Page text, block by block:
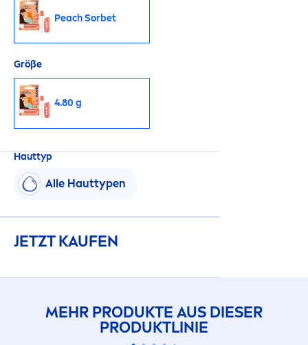
Peach Sorbet
Größe
4.80 g
Hauttyp
Alle Hauttypen
JETZT KAUFEN
MEHR PRODUKTE AUS DIESER
PRODUKTLINIE